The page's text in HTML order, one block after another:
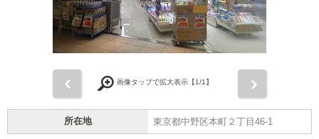
画像タップで拡大表示【1/1】
所在地 東京都中野区本町２丁目46-1